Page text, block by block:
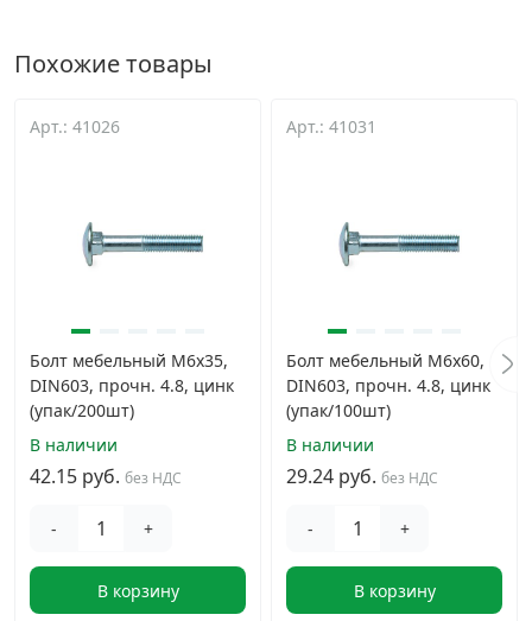
Похожие товары
Арт.: 41026
Болт мебельный М6х35,
DIN603, прочн. 4.8, цинк
(упак/200шт)
В наличии
42.15 руб. без НДС
- +
В корзину
Арт.: 41031
Болт мебельный М6х60,
DIN603, прочн. 4.8, цинк
(упак/100шт)
В наличии
29.24 руб. без НДС
- +
В корзину